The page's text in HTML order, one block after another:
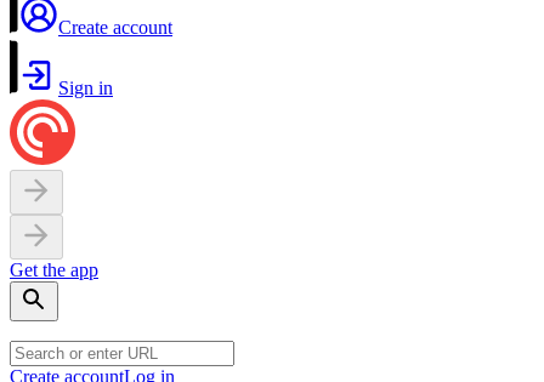
Create account
Sign in
Get the app
Create accountLog in